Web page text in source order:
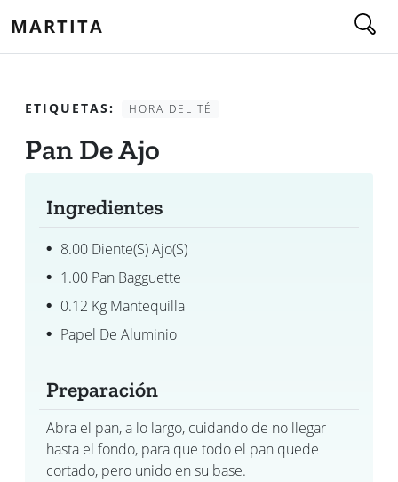
MARTITA
ETIQUETAS: HORA DEL TÉ
Pan De Ajo
Ingredientes
8.00 Diente(s) Ajo(s)
1.00 Pan Bagguette
0.12 Kg Mantequilla
Papel De Aluminio
Preparación
Abra el pan, a lo largo, cuidando de no llegar
hasta el fondo, para que todo el pan quede
cortado, pero unido en su base.